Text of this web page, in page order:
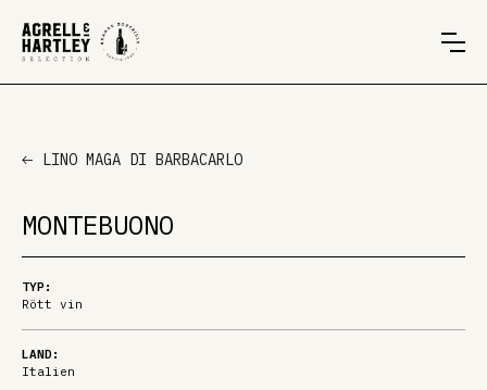
LINO MAGA DI BARBACARLO
MONTEBUONO
TYP:
Rött vin
LAND:
Italien